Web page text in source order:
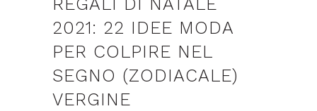
2021: 22 IDEE MODA
PER COLPIRE NEL
SEGNO (ZODIACALE)
VERGINE